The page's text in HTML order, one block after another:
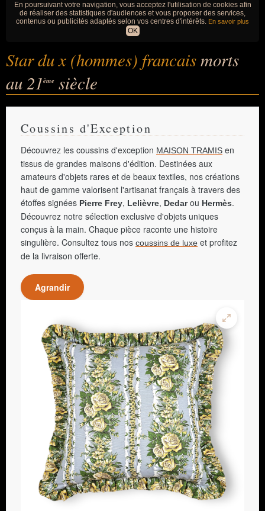
En poursuivant votre navigation, vous acceptez l'utilisation de cookies afin
de réaliser des statistiques d'audiences et vous proposer des services,
contenus ou publicités adaptés selon vos centres d'intérêts. En savoir plus
OK
Star du x (hommes) francaismorts
au 21ème siècle
Coussins d'Exception
Découvrez les coussins d'exception MAISON TRAMIS en
tissus de grandes maisons d'édition. Destinées aux
amateurs d'objets rares et de beaux textiles, nos créations
haut de gamme valorisent l'artisanat français à travers des
étoffes signées Pierre Frey, Lelièvre, Dedarou Hermès.
Découvrez notre sélection exclusive d'objets uniques
conçus à la main. Chaque pièce raconte une histoire
singulière. Consultez tous nos coussins de luxe et profitez
de la livraison offerte.
Agrandir